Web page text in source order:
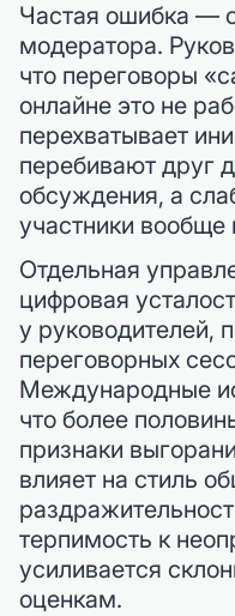
Частая ошибка —
модератора.
что переговоры
онлайне это не
перехватывает
перебивают друг
обсуждения, а
участники вообще
Отдельная
цифровая
у руководителей,
переговорных
Международные
что более
признаки
влияет на стиль
терпимость к
усиливается
оценкам.